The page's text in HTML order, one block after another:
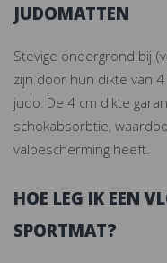
JUDOMATTEN
Stevige ondergrond bij
zijn door hun dikte van
judo. De 4 cm dikte
schokabsorbtie,
valbescherming heeft.
HOE LEG IK EEN
SPORTMAT?